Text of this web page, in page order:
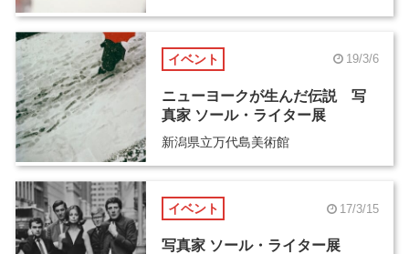
イベント 19/3/6
ニューヨークが生んだ伝説 写
真家 ソール・ライター展
新潟県立万代島美術館
イベント 17/3/15
写真家 ソール・ライター展